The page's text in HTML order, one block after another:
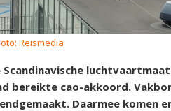
Reismedia
Scandinavische
bereikte cao-akkoord.
Daarmee komen